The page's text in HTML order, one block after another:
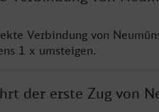
Verbindung von
1 x umsteigen.
der erste Zug von